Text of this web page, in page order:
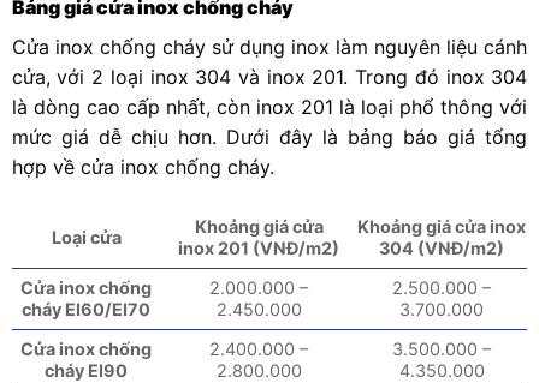
Bảng giá cửa inox chống cháy
Cửa inox chống cháy sử dụng inox làm nguyên liệu cánh
cửa, với 2 loại inox 304 và inox 201. Trong đó inox 304
là dòng cao cấp nhất, còn inox 201 là loại phổ thông với
mức giá dễ chịu hơn. Dưới đây là bảng báo giá tổng
hợp về cửa inox chống cháy.
Loại cửa
Khoảng giá cửa
inox 201 (VNĐ/m2)
Khoảng giá cửa inox
304 (VNĐ/m2)
Cửa inox chống
cháy EI60/EI70
2.000.000 –
2.450.000
2.500.000 –
3.700.000
Cửa inox chống
cháy EI90
2.400.000 –
2.800.000
3.500.000 –
4.350.000